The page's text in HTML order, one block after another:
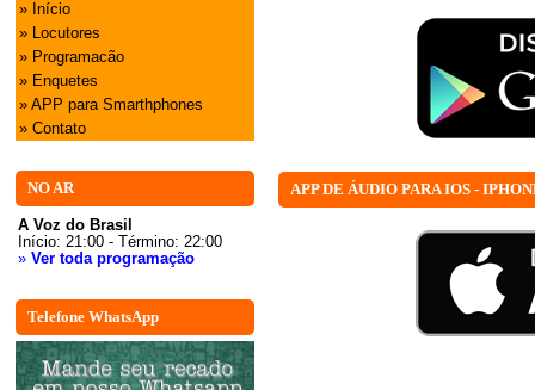
» Início
» Locutores
» Programacão
» Enquetes
» APP para Smarthphones
» Contato
NO AR
A Voz do Brasil
Início: 21:00 - Término: 22:00
» Ver toda programação
Telefone WhatsApp
APP DE ÁUDIO PARA IOS -